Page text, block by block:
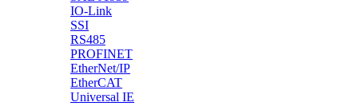
IO-Link
SSI
RS485
PROFINET
EtherNet/IP
EtherCAT
Universal IE